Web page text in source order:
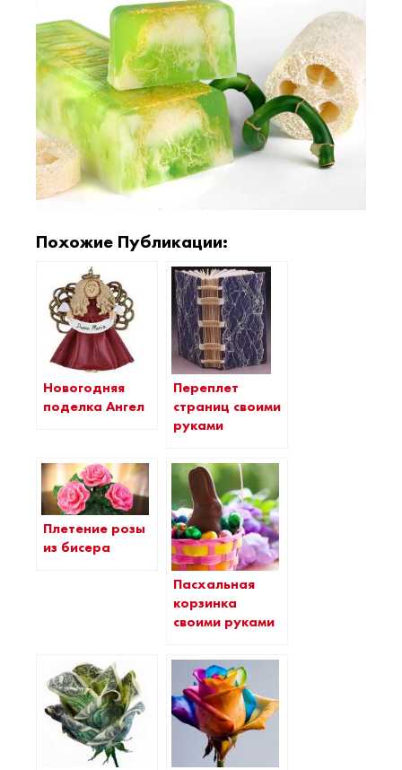
Похожие Публикации:
Новогодняя
поделка Ангел
Переплет
страниц своими
руками
Плетение розы
из бисера
Пасхальная
корзинка
своими руками